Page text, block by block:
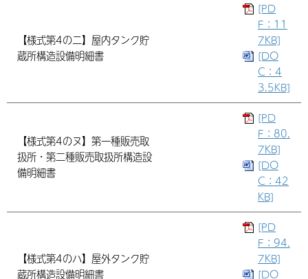
【様式第4のニ】屋内タンク貯
蔵所構造設備明細書
[PD
F：11
7KB]
[DO
C：4
3.5KB]
【様式第4のヌ】第一種販売取
扱所・第二種販売取扱所構造設
備明細書
[PD
F：80.
7KB]
[DO
C：42
KB]
【様式第4のハ】屋外タンク貯
蔵所構造設備明細書
[PD
F：94.
7KB]
[DO